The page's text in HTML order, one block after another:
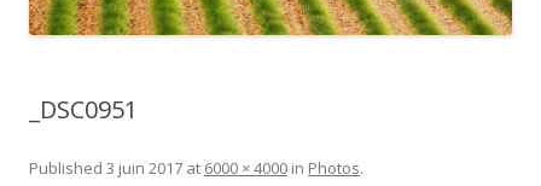
_DSC0951
Published 3 juin 2017 at 6000 × 4000 in Photos.